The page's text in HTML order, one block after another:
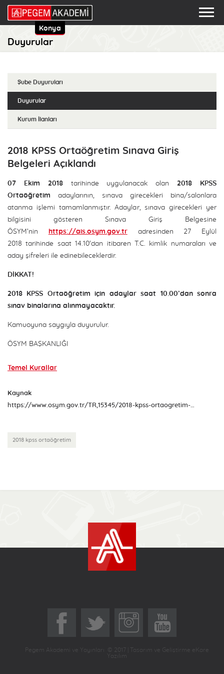
Konya
Duyurular
Şube Duyuruları
Duyurular
Kurum İlanları
2018 KPSS Ortaöğretim Sınava Giriş
Belgeleri Açıklandı
07 Ekim 2018tarihinde uygulanacak olan2018 KPSS
Ortaöğretim adaylarının, sınava girecekleri bina/salonlara
atanma işlemi tamamlanmıştır. Adaylar, sınava girecekleri yer
bilgisini gösteren Sınava Giriş Belgesine
ÖSYM’nin https://ais.osym.gov.tr
adresinden 27 Eylül
2018 tarihinde saat 14.10'dan itibaren T.C. kimlik numaraları ve
aday şifreleri ile edinebileceklerdir.
DİKKAT!
2018 KPSS Ortaöğretim için adaylar saat 10.00’dan sonra
sınav binalarına alınmayacaktır.
Kamuoyuna saygıyla duyurulur.
ÖSYM BAŞKANLIĞI
Temel Kurallar
Kaynak
https://www.osym.gov.tr/TR,15345/2018-kpss-ortaogretim-sinava-giris-belgeleri-aciklandi-27092018.html
2018 kpss ortaöğretim
Pegem Akademi ve Yayınları © 2017 | Tasarım ve Geliştirme eKare
Yazılım